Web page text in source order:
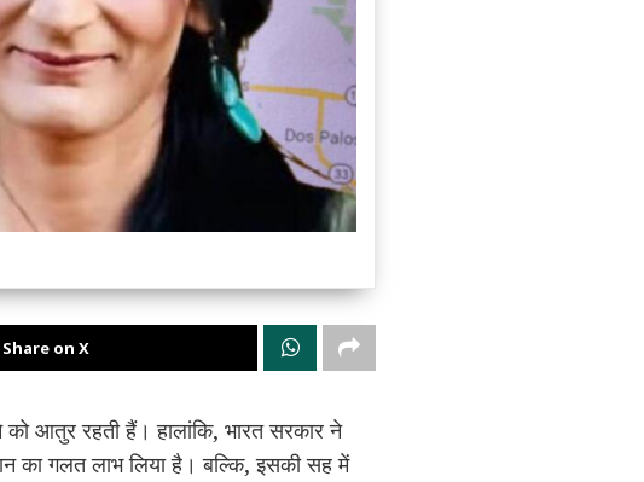
Share on X
आतुर रहती हैं। हालांकि, भारत सरकार ने
का गलत लाभ लिया है। बल्कि, इसकी सह में